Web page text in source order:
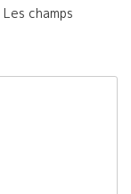
Les champs